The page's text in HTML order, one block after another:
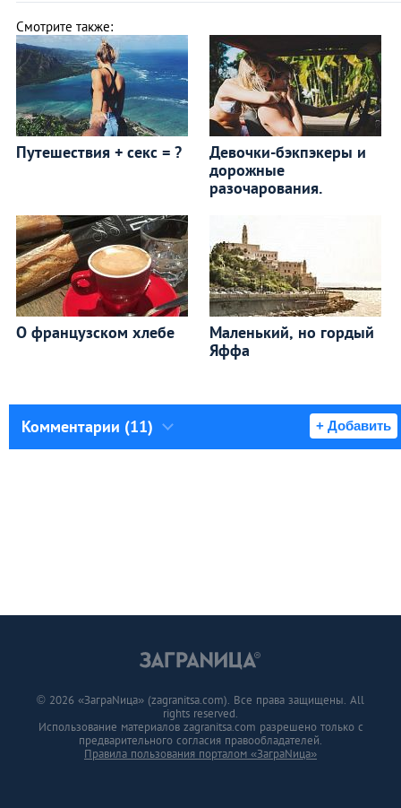
Смотрите также:
Путешествия + секс = ?
Девочки-бэкпэкеры и
дорожные
разочарования.
О французском хлебе
Маленький, но гордый
Яффа
Комментарии (11) + Добавить
© 2026 «ЗаграNица» (zagranitsa.com). Все права защищены. All
rights reserved.
Использование материалов zagranitsa.com разрешено только с
предварительного согласия правообладателей.
Правила пользования порталом «ЗаграNица»